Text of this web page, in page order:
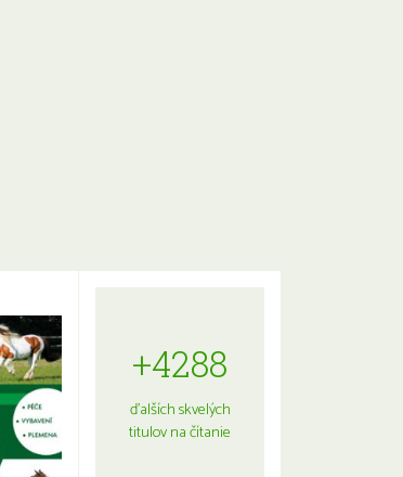
+4288
ďalších skvelých
titulov na čítanie